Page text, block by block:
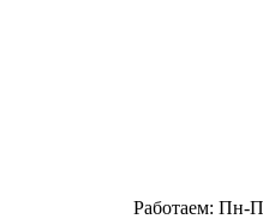
Работаем: Пн-